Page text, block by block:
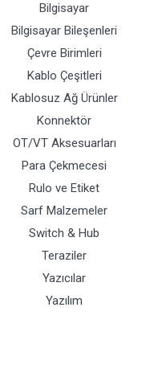
Bilgisayar
Bilgisayar Bileşenleri
Çevre Birimleri
Kablo Çeşitleri
Kablosuz Ağ Ürünler
Konnektör
OT/VT Aksesuarları
Para Çekmecesi
Rulo ve Etiket
Sarf Malzemeler
Switch & Hub
Teraziler
Yazıcılar
Yazılım